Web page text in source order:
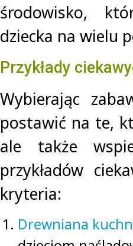
środowisko,
dziecka na wielu
Przykłady
Wybierając
postawić na te,
ale także
przykładów
kryteria:
Drewniana